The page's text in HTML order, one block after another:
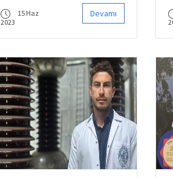
15 Haz
2023
Devamı